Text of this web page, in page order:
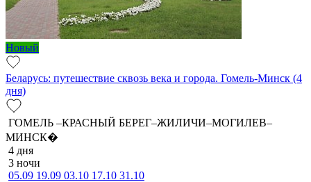
Новый
Беларусь: путешествие сквозь века и города. Гомель-Минск (4
дня)
ГОМЕЛЬ –КРАСНЫЙ БЕРЕГ–ЖИЛИЧИ–МОГИЛЕВ–
МИНСК�
4 дня
3 ночи
05.09 19.09 03.10 17.10 31.10